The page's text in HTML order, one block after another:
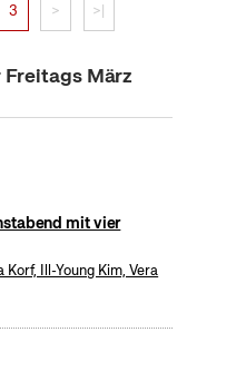
3 > >|
März
mit vier
Ill-Young Kim, Vera